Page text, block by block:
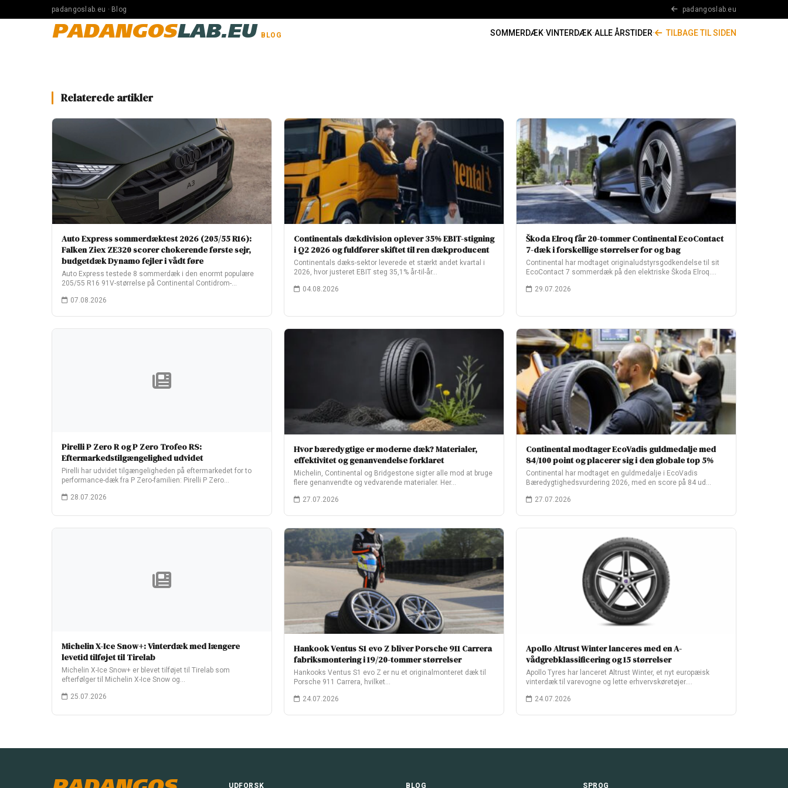
padangoslab.eu · Blog padangoslab.eu
PADANGOSLAB.EU BLOG SOMMERDÆK·VINTERDÆK·ALLE ÅRSTIDER· TILBAGE TIL SIDEN
Relaterede artikler
Auto Express sommerdæktest 2026 (205/55 R16):
Falken Ziex ZE320 scorer chokerende første sejr,
budgetdæk Dynamo fejler i vådt føre
Auto Express testede 8 sommerdæk i den enormt populære
205/55 R16 91V-størrelse på Continental Contidrom-
07.08.2026
Continentals dækdivision oplever 35% EBIT-stigning
i Q2 2026 og fuldfører skiftet til ren dækproducent
Continentals dæks-sektor leverede et stærkt andet kvartal i
2026, hvor justeret EBIT steg 35,1% år-til-år…
04.08.2026
Škoda Elroq får 20-tommer Continental EcoContact
7-dæk i forskellige størrelser for og bag
Continental har modtaget originaludstyrsgodkendelse til sit
EcoContact 7 sommerdæk på den elektriske Škoda Elroq.
29.07.2026
Pirelli P Zero R og P Zero Trofeo RS:
Eftermarkedstilgængelighed udvidet
Pirelli har udvidet tilgængeligheden på eftermarkedet for to
performance-dæk fra P Zero-familien: Pirelli P Zero…
28.07.2026
Hvor bæredygtige er moderne dæk? Materialer,
effektivitet og genanvendelse forklaret
Michelin, Continental og Bridgestone sigter alle mod at bruge
flere genanvendte og vedvarende materialer. Her…
27.07.2026
Continental modtager EcoVadis guldmedalje med
84/100 point og placerer sig i den globale top 5%
Continental har modtaget en guldmedalje i EcoVadis
Bæredygtighedsvurdering 2026, med en score på 84 ud…
27.07.2026
Michelin X-Ice Snow+: Vinterdæk med længere
levetid tilføjet til Tirelab
Michelin X-Ice Snow+ er blevet tilføjet til Tirelab som
efterfølger til Michelin X-Ice Snow og…
25.07.2026
Hankook Ventus S1 evo Z bliver Porsche 911 Carrera
fabriksmontering i 19/20-tommer størrelser
Hankooks Ventus S1 evo Z er nu et originalmonteret dæk til
Porsche 911 Carrera, hvilket…
24.07.2026
Apollo Altrust Winter lanceres med en A-
vådgrebklassificering og 15 størrelser
Apollo Tyres har lanceret Altrust Winter, et nyt europæisk
vinterdæk til varevogne og lette erhvervskøretøjer.…
24.07.2026
UDFORSK BLOG SPROG